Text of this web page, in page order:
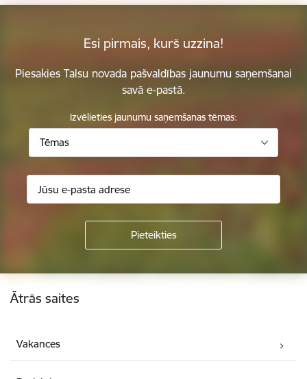
Esi pirmais, kurš uzzina!
Piesakies Talsu novada pašvaldības jaunumu saņemšanai
savā e-pastā.
Izvēlieties jaunumu saņemšanas tēmas:
Tēmas
Kājene
Ātrās saites
Vakances